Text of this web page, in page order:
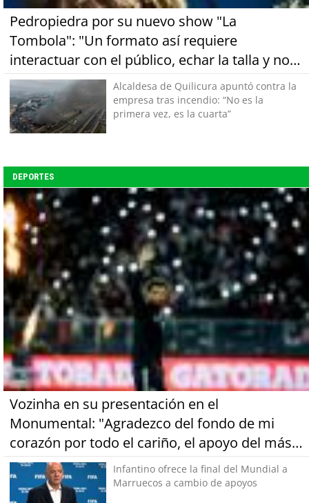
Pedropiedra por su nuevo show "La
Tombola": "Un formato así requiere
interactuar con el público, echar la talla y no
tener miedo a equivocarse"Alcaldesa de Quilicura apuntó contra la
empresa tras incendio: “No es la
primera vez, es la cuarta”
DEPORTES
Vozinha en su presentación en el
Monumental: "Agradezco del fondo de mi
corazón por todo el cariño, el apoyo del más
grande de Chile"Infantino ofrece la final del Mundial a
Marruecos a cambio de apoyos